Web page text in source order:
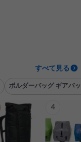
すべて見る
ボルダーバッグ ギアバ
4